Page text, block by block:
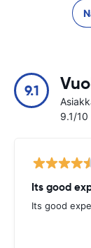
9.1
9.1/
Its good
Its good